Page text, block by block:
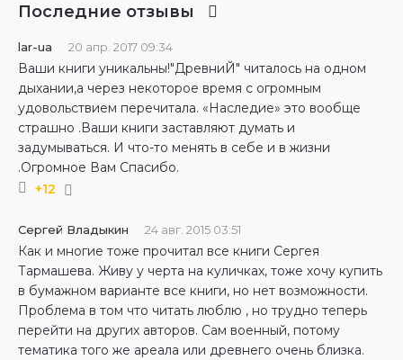
Последние отзывы
lar-ua 20 апр. 2017 09:34
Ваши книги уникальны!"ДревниЙ" читалось на одном
дыхании,а через некоторое время с огромным
удовольствием перечитала. «Наследие» это вообще
страшно .Ваши книги заставляют думать и
задумываться. И что-то менять в себе и в жизни
.Огромное Вам Спасибо.
+12
Сергей Владыкин 24 авг. 2015 03:51
Как и многие тоже прочитал все книги Сергея
Тармашева. Живу у черта на куличках, тоже хочу купить
в бумажном варианте все книги, но нет возможности.
Проблема в том что читать люблю , но трудно теперь
перейти на других авторов. Сам военный, потому
тематика того же ареала или древнего очень близка.